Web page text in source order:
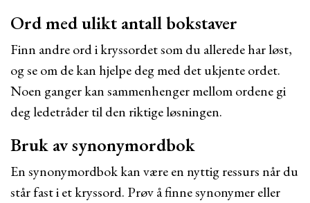
Ord med ulikt antall bokstaver
Finn andre ord i kryssordet som du allerede har løst,
og se om de kan hjelpe deg med det ukjente ordet.
Noen ganger kan sammenhenger mellom ordene gi
deg ledetråder til den riktige løsningen.
Bruk av synonymordbok
En synonymordbok kan være en nyttig ressurs når du
står fast i et kryssord. Prøv å finne synonymer eller